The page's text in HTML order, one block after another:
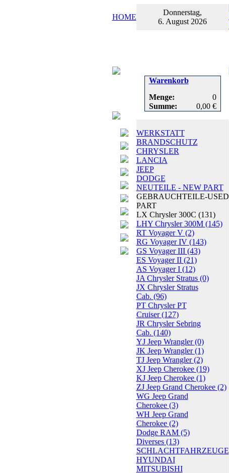
HOME
Donnerstag,
6. August 2026
Warenkorb
Menge:
0
Summe:
0,00 €
WERKSTATT
BRANDSCHUTZ
CHRYSLER
LANCIA
JEEP
DODGE
NEUTEILE - NEW PART
GEBRAUCHTEILE-USED
PART
LX Chrysler 300C (131)
LHY Chrysler 300M (145)
RT Voyager V (2)
RG Voyager IV (143)
GS Voyager III (43)
ES Voyager II (21)
AS Voyager I (12)
JA Chrysler Stratus (0)
JX Chrysler Stratus
Cab. (96)
PT Chrysler PT
Cruiser(127)
JR Chrysler Sebring
Cab. (140)
YJ Jeep Wrangler(0)
JK Jeep Wrangler(1)
TJ Jeep Wrangler(2)
XJ Jeep Cherokee (19)
KJ Jeep Cherokee (1)
ZJ Jeep Grand Cherokee (2)
WG Jeep Grand
Cherokee (3)
WH Jeep Grand
Cherokee (2)
Dodge RAM (5)
Diverses (13)
SCHLACHTFAHRZEUGE
HYUNDAI
MITSUBISHI